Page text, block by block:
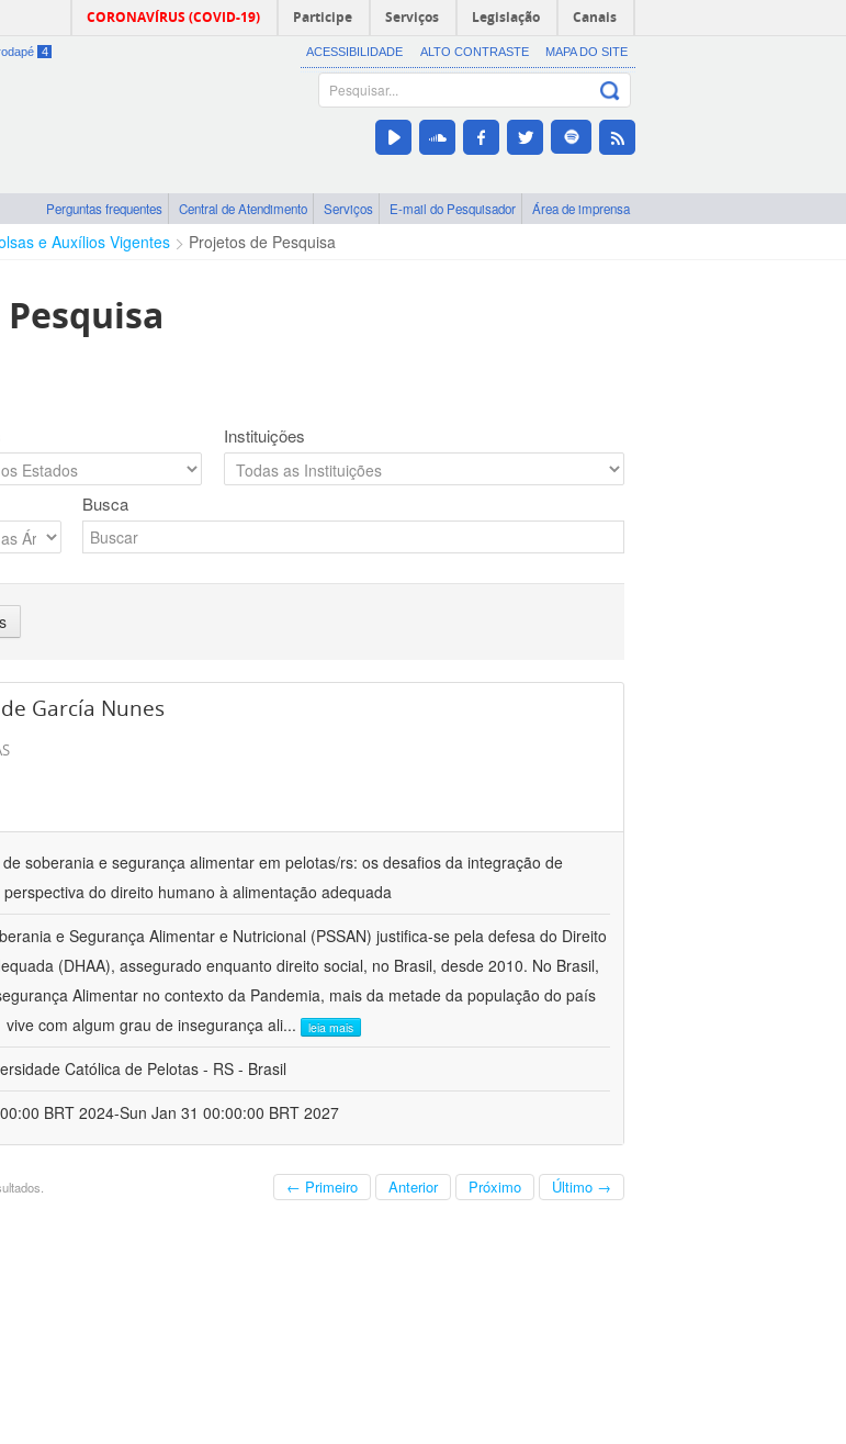
CORONAVÍRUS (COVID-19) Participe Serviços Legislação Canais
4 ACESSIBILIDADE ALTO CONTRASTE MAPA DO SITE
Perguntas frequentes Central de Atendimento Serviços E-mail do Pesquisador Área de imprensa
e Auxílios Vigentes Projetos de Pesquisa
Instituições
Busca
García Nunes
soberania e segurança alimentar em pelotas/rs: os desafios da integração de
do direito humano à alimentação adequada
e Segurança Alimentar e Nutricional (PSSAN) justifica-se pela defesa do Direito
(DHAA), assegurado enquanto direito social, no Brasil, desde 2010. No Brasil,
Alimentar no contexto da Pandemia, mais da metade da população do país 
vive com algum grau de insegurança ali... leia mais
Católica de Pelotas - RS - Brasil
BRT 2024-Sun Jan 31 00:00:00 BRT 2027
← Primeiro Anterior Próximo Último →